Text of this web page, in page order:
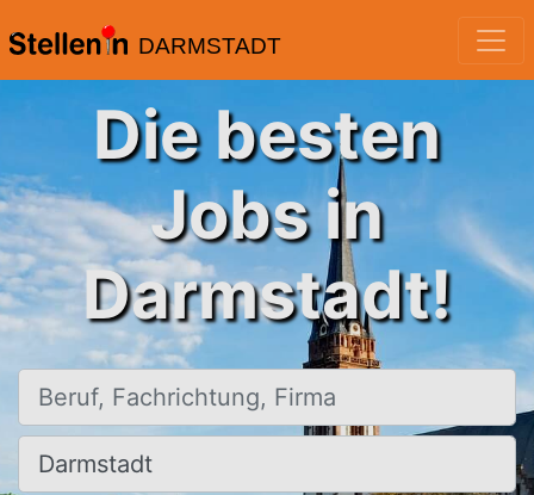
DARMSTADT
Die besten
Jobs in
Darmstadt!
Beruf, Fachrichtung, Firma
Ort, Stadt